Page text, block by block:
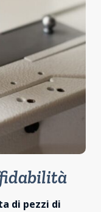
di pezzi di